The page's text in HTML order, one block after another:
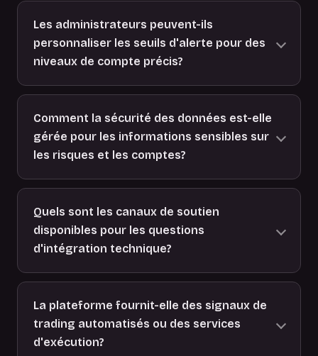
Les administrateurs peuvent-ils
personnaliser les seuils d'alerte pour des
niveaux de compte précis?
Comment la sécurité des données est-elle
gérée pour les informations sensibles sur
les risques et les comptes?
Quels sont les canaux de soutien
disponibles pour les questions
d'intégration technique?
La plateforme fournit-elle des signaux de
trading automatisés ou des services
d'exécution?